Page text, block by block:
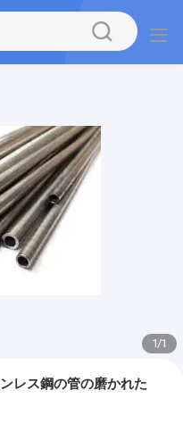
1/1
レス鋼の管の磨かれた